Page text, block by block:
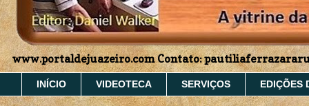
www.portaldejuazeiro.com Contato:
INÍCIO VIDEOTECA SERVIÇOS EDIÇÕES